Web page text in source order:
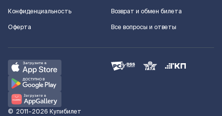
Конфиденциальность
Оферта
Возврат и обмен билета
Все вопросы и ответы
© 2011–2026 Купибилет